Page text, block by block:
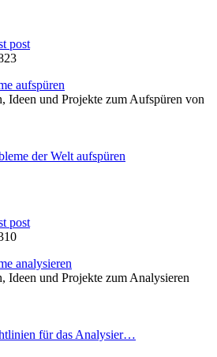
post
aufspüren
Ideen und Projekte zum Aufspüren von
der Welt aufspüren
post
analysieren
Ideen und Projekte zum Analysieren
für das Analysier…